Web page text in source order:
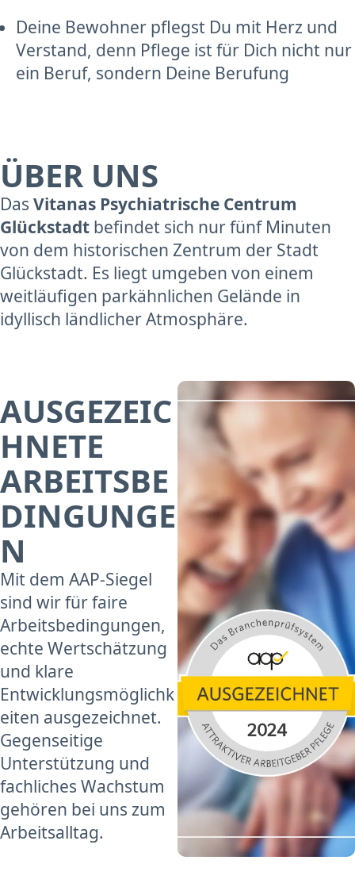
Deine Bewohner pflegst Du mit Herz und
Verstand, denn Pflege ist für Dich nicht nur
ein Beruf, sondern Deine Berufung
ÜBER UNS
Das Vitanas Psychiatrische Centrum
Glückstadt befindet sich nur fünf Minuten
von dem historischen Zentrum der Stadt
Glückstadt. Es liegt umgeben von einem
weitläufigen parkähnlichen Gelände in
idyllisch ländlicher Atmosphäre.
AUSGEZEIC
HNETE
ARBEITSBE
DINGUNGE
N
Mit dem AAP-Siegel
sind wir für faire
Arbeitsbedingungen,
echte Wertschätzung
und klare
Entwicklungsmöglichk
eiten ausgezeichnet.
Gegenseitige
Unterstützung und
fachliches Wachstum
gehören bei uns zum
Arbeitsalltag.